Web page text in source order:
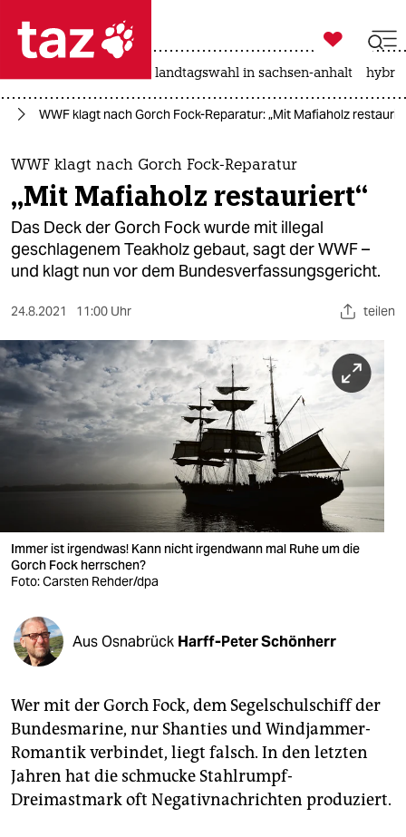
 taz zahl ich
taz zahl ich
themen
politik
öko
gesellschaft
sport
berlin
nord
wahrheit
verlag
verlag
shop
fragen & hilfe
unterstützen
abo
genossenschaft

taz zahl ich
landtagswahl in sachsen-anhalt
WWF klagt nach Gorch Fock-Reparatur: „Mit Mafiaholz
WWF klagt nach Gorch Fock-Reparatur
„Mit Mafiaholz restauriert“
Das Deck der Gorch Fock wurde mit illegal
geschlagenem Teakholz gebaut, sagt der WWF –
und klagt nun vor dem Bundesverfassungsgericht.
24.8.2021 11:00 Uhr teilen
Immer ist irgendwas! Kann nicht irgendwann mal Ruhe um die
Gorch Fock herrschen?
Foto: Carsten Rehder/dpa
Aus Osnabrück Harff-Peter Schönherr
Wer mit der Gorch Fock, dem Segelschulschiff der
Bundesmarine, nur Shanties und Windjammer-
Romantik verbindet, liegt falsch. In den letzten
Jahren hat die schmucke Stahlrumpf-
Dreimastmark oft Negativnachrichten produziert.